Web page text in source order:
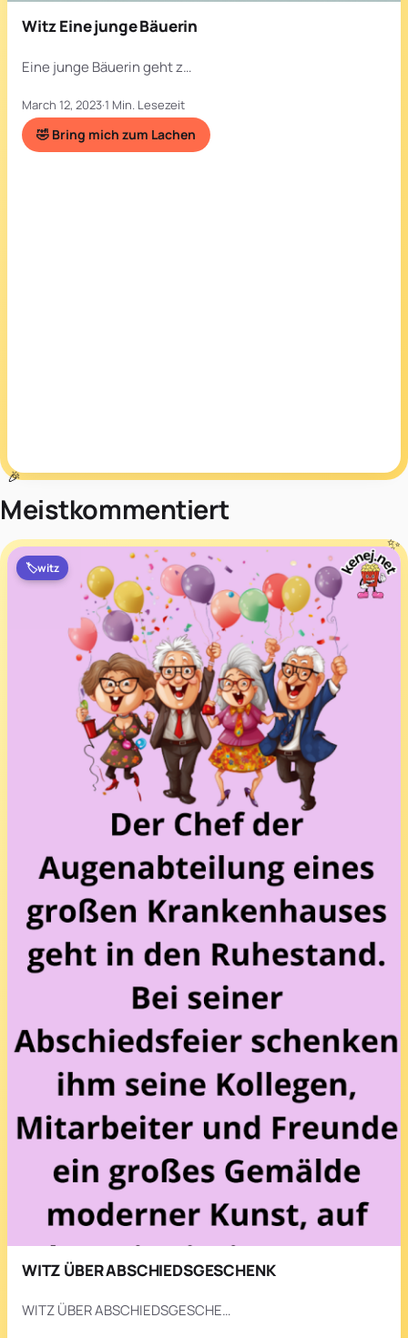
Witz Eine junge Bäuerin
Eine junge Bäuerin geht z…
March 12, 2023·1 Min. Lesezeit
🤣 Bring mich zum Lachen
Meistkommentiert
🏷️witz
WITZ ÜBER ABSCHIEDSGESCHENK
WITZ ÜBER ABSCHIEDSGESCHE…